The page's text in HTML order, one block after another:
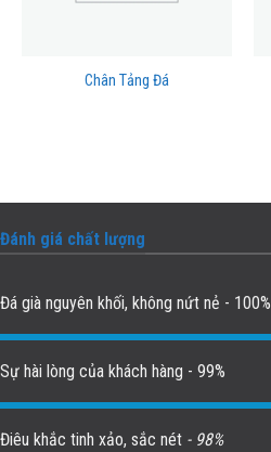
Chân Tảng Đá
Đánh giá chất lượng
Đá già nguyên khối, không nứt nẻ - 100%
Sự hài lòng của khách hàng - 99%
Điêu khắc tinh xảo, sắc nét - 98%